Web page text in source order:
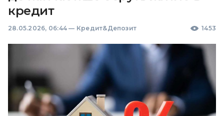
кредит
28.05.2026, 06:44 — Кредит&Депозит 1453